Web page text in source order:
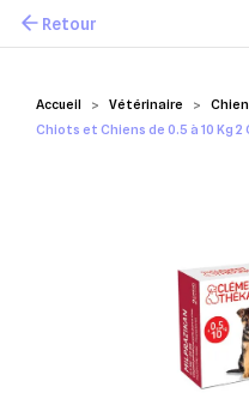
Mes favoris
Accueil Vétérinaire Chien
Chiots et Chiens de 0.5 à 10 Kg 2
Retour